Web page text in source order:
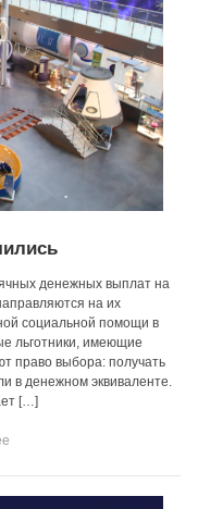
денежных выплат на
на их
социальной помощи в
льготники, имеющие
право выбора: получать
в денежном эквиваленте.
[…]